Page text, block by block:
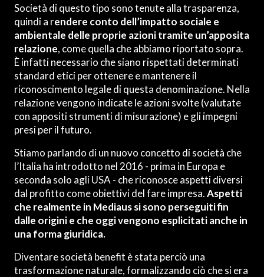
Società di questo tipo sono tenute alla trasparenza,
quindi a rendere conto dell’impatto sociale e
ambientale delle proprie azioni tramite un’apposita
relazione, come quella che abbiamo riportato sopra.
È infatti necessario che siano rispettati determinati
standard etici per ottenere e mantenere il
riconoscimento legale di questa denominazione. Nella
relazione vengono indicate le azioni svolte (valutate
con appositi strumenti di misurazione) e gli impegni
presi per il futuro.
Stiamo parlando di un nuovo concetto di società che
l’Italia ha introdotto nel 2016 - prima in Europa e
seconda solo agli USA - che riconosce aspetti diversi
dal profitto come obiettivi del fare impresa.Aspetti
che realmente in Mediaus si sono perseguiti fin
dalle origini e che oggi vengono esplicitati anche in
una forma giuridica.
Diventare società benefit è stata perciò una
trasformazione naturale, formalizzando ciò che si era